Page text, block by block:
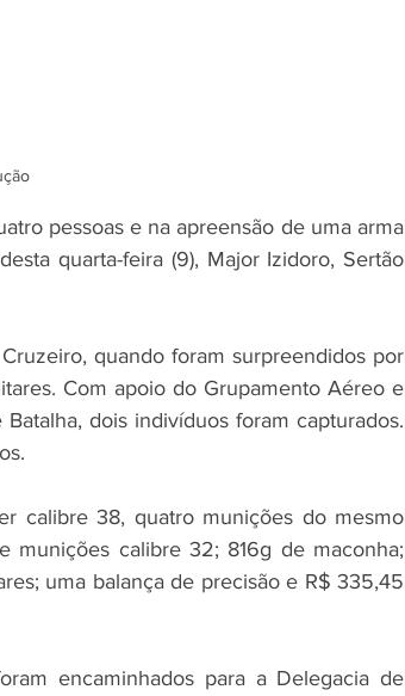
pessoas e na apreensão de uma arma
quarta-feira (9), Major Izidoro, Sertão
quando foram surpreendidos por
Com apoio do Grupamento Aéreo e
dois indivíduos foram capturados.
calibre 38, quatro munições do mesmo
munições calibre 32; 816g de maconha;
uma balança de precisão e R$ 335,45
encaminhados para a Delegacia de